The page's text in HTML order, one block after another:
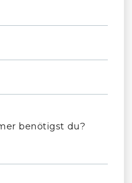
benötigst du?